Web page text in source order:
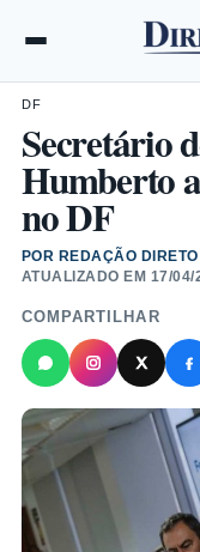
DF
Secretário
Humberto
no DF
POR REDAÇÃO
ATUALIZADO EM 17/04/
COMPARTILHAR